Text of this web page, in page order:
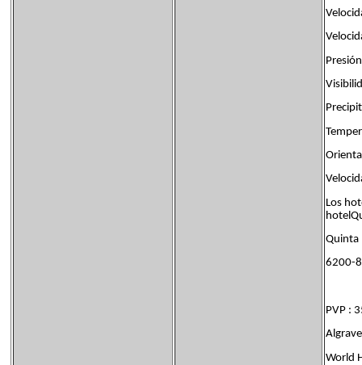
Los
Quinta
6200-
PVP :
World